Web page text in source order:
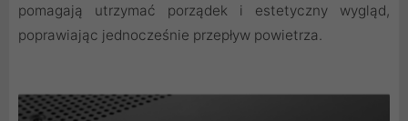
pomagają utrzymać porządek i estetyczny wygląd,
poprawiając jednocześnie przepływ powietrza.